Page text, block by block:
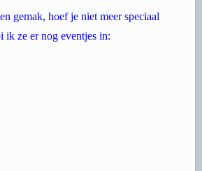
gemak, hoef je niet meer speciaal
ik ze er nog eventjes in: